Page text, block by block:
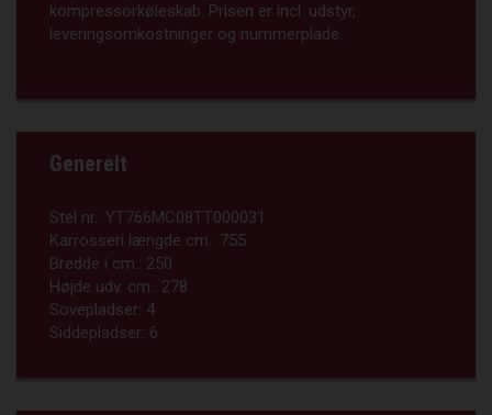
kompressorkøleskab. Prisen er incl. udstyr,
leveringsomkostninger og nummerplade.
Generelt
Stel nr.: YT766MC08TT000031
Karrosseri længde cm.: 755
Bredde i cm.: 250
Højde udv. cm.: 278
Sovepladser: 4
Siddepladser: 6